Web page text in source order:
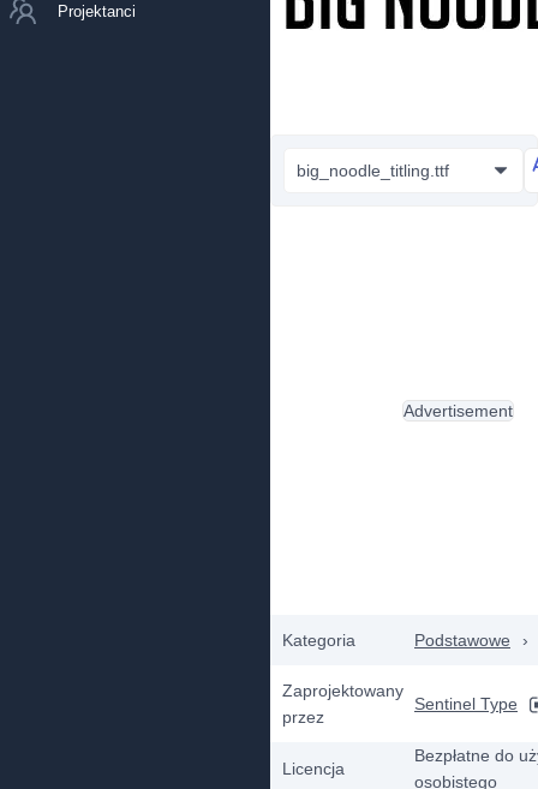
Projektanci
big_noodle_titling.ttf
Kategoria Podstawowe ›
Zaprojektowany
przez
Sentinel Type
Licencja
Bezpłatne do
osobistego
Advertisement